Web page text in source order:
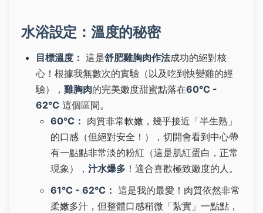
水浴設定：溫度的秘密
目標溫度： 這是舒肥雞胸肉作法成功的絕對核
心！根據我無數次的實驗（以及吃到快變雞的經
驗）， 雞胸肉的完美嫩度甜蜜點落在60°C -
62°C 這個區間。
60°C： 肉質非常軟嫩，幾乎接近「半生熟」
的口感（但絕對安全！），切開會看到中心帶
有一點點非常淡的粉紅（這是肌紅蛋白，正常
現象）， 汁水爆多 ！適合喜歡極致嫩度的人。
61°C - 62°C： 這是我的最愛！肉質依然非常
柔嫩多汁，但整體口感稍微「紮實」一點點，